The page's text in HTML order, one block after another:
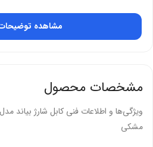
شارژ سریع و انتقال
می‌کند. انتقال فایل‌های شما با سرعت بالا
کیفی را کاملاً رعایت کرده است.
شارژ سریع:
مشاهده
مشخصات محصول
مشکی